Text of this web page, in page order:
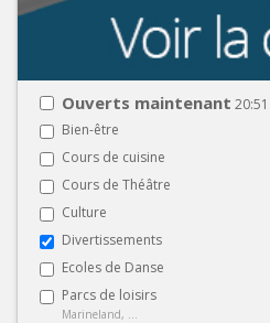
Ouverts maintenant 20:51
Bien-être
Cours de cuisine
Cours de Théâtre
Culture
Divertissements
Ecoles de Danse
Parcs de loisirs
Marineland, ...